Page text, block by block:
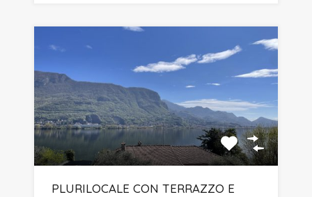
PLURILOCALE CON TERRAZZO E